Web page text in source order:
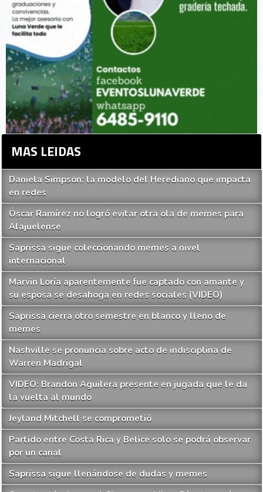
MAS LEIDAS
Daniela Simpson: la modelo del Herediano que impacta
en redes
Óscar Ramírez no logró evitar otra ola de memes para
Alajuelense
Saprissa sigue coleccionando memes a nivel
internacional
Marvin Loría aparentemente fue captado con amante y
su esposa se desahoga en redes sociales (VIDEO)
Saprissa cierra otro semestre en blanco y lleno de
memes
Nashville se pronuncia sobre acto de indisciplina de
Warren Madrigal
VIDEO: Brandon Aguilera presente en jugada que le da
la vuelta al mundo
Jeyland Mitchell se comprometió
Partido entre Costa Rica y Belice solo se podrá observar
por un canal
Saprissa sigue llenándose de dudas y memes